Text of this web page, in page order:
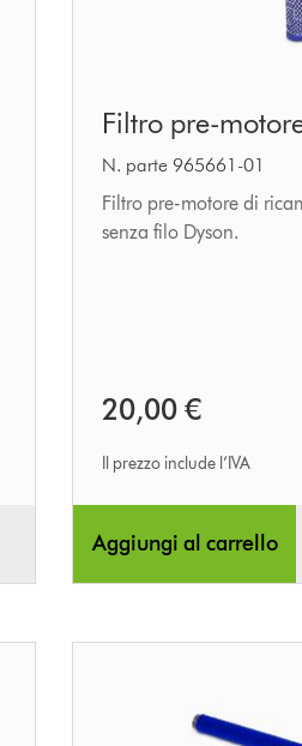
pre-
motore
Filtro pre-
N. parte 965661-01
Filtro pre-motore di
senza filo Dyson.
20,00 €
Il prezzo include l’IVA
Aggiungi al carrello